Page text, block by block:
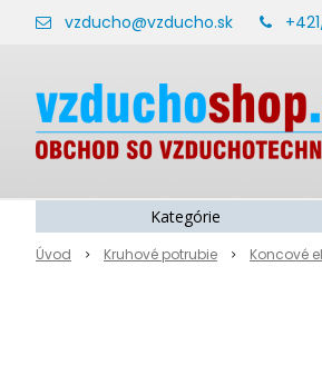
vzducho@vzducho.sk
Úvod Kruhové potrubie Koncové
Kategórie